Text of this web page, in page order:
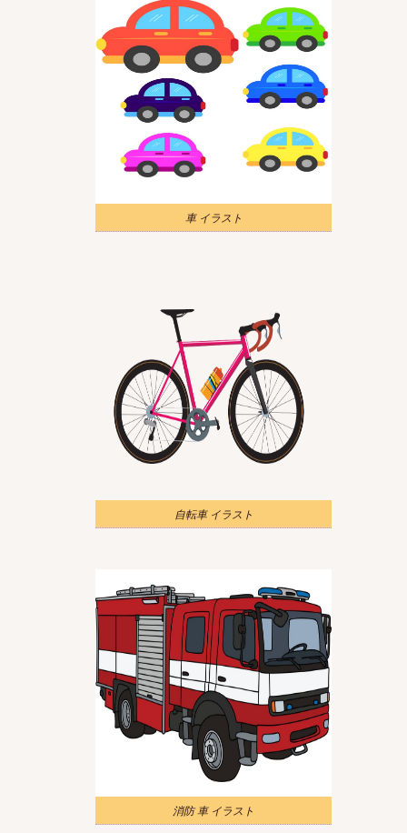
車 イラスト
自転車 イラスト
消防 車 イラスト